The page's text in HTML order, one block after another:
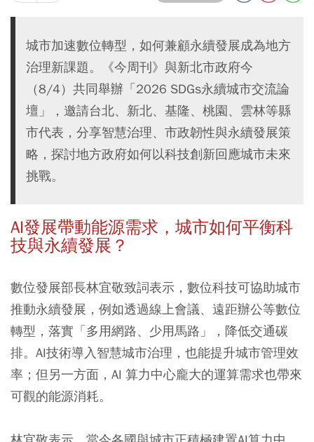
城市加速數位轉型，如何兼顧永續發展成為地方
治理新課題。《今周刊》與新北市政府今
（8/4）共同舉辦「2026 SDGs永續城市交流論
壇」，邀請台北、新北、基隆、桃園、雲林等縣
市代表，分享智慧治理、市政韌性與永續發展策
略，探討地方政府如何以科技創新回應城市未來
挑戰。
AI發展帶動能源需求，城市如何平衡科
技與永續發展？
數位發展部長林宜敬致詞表示，數位科技可協助城市
推動永續發展，例如透過線上會議、遠距辦公等數位
轉型，落實「多用網路、少用馬路」，降低交通碳
排。AI技術導入智慧城市治理，也能提升城市管理效
率；但另一方面，AI 算力中心龐大的運算需求也帶來
可觀的能源消耗。